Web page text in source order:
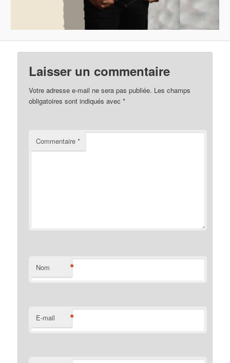
Laisser un commentaire
Votre adresse e-mail ne sera pas publiée. Les champs
obligatoires sont indiqués avec*
Commentaire*
Nom *
E-mail *